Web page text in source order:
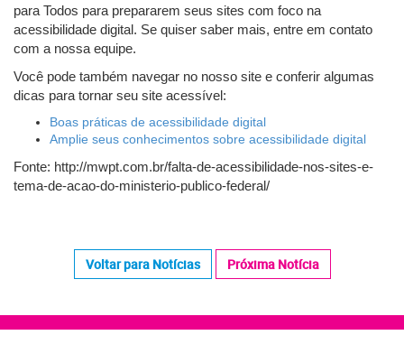
para Todos para prepararem seus sites com foco na
acessibilidade digital. Se quiser saber mais, entre em contato
com a nossa equipe.
Você pode também navegar no nosso site e conferir algumas
dicas para tornar seu site acessível:
Boas práticas de acessibilidade digital
Amplie seus conhecimentos sobre acessibilidade digital
Fonte: http://mwpt.com.br/falta-de-acessibilidade-nos-sites-e-
tema-de-acao-do-ministerio-publico-federal/
Voltar para Notícias Próxima Notícia